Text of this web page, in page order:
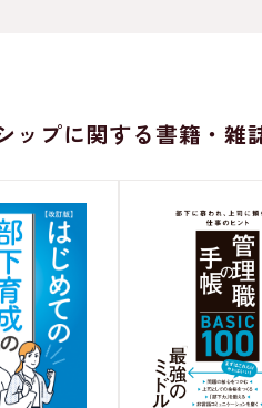
ップに関する書籍・雑